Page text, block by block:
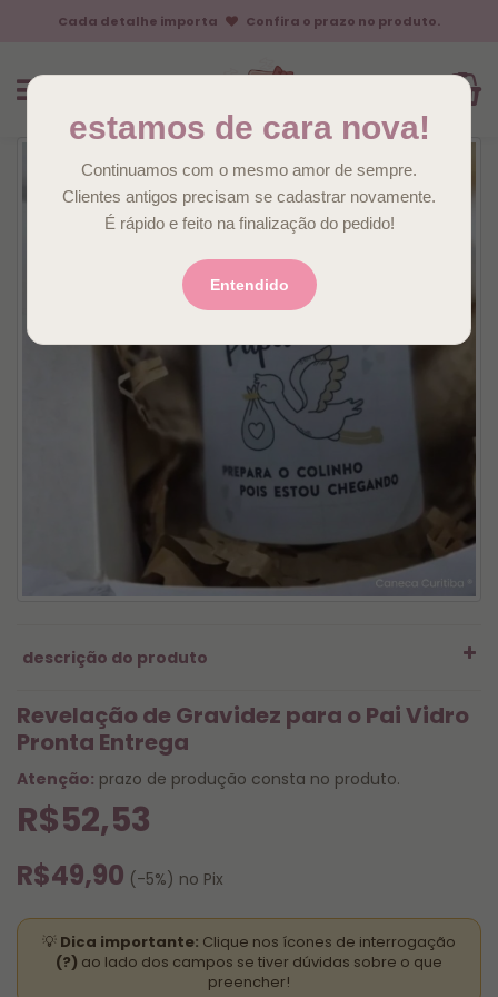
Cada detalhe importa Confira o prazo no produto.
descrição do produto
Revelação de Gravidez para o Pai Vidro
Pronta Entrega
Atenção: prazo de produção consta no produto.
R$52,53
R$49,90 (-5%) no Pix
💡 Dica importante: Clique nos ícones de interrogação
(?) ao lado dos campos se tiver dúvidas sobre o que
preencher!
Para garantir que sua caneca seja produzido em
até 1 hora , leia atentamente as regras do serviço,
fazemos somente Caneca na Hora, outros itens
estamos de cara nova!
Continuamos com o mesmo amor de sempre.
Clientes antigos precisam se cadastrar novamente.
É rápido e feito na finalização do pedido!
Entendido